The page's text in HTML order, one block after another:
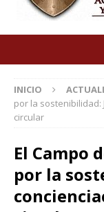
INICIO
por la sostenibilidad:
circular
El Campo
por la